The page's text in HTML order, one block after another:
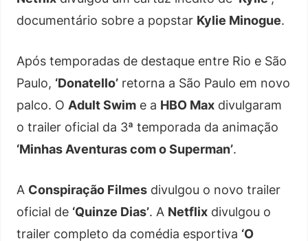
documentário sobre a popstar Kylie Minogue.
Após temporadas de destaque entre Rio e São
Paulo, ‘Donatello’ retorna a São Paulo em novo
palco. O Adult Swim e a HBO Max divulgaram
o trailer oficial da 3ª temporada da animação
‘Minhas Aventuras com o Superman’.
A Conspiração Filmes divulgou o novo trailer
oficial de ‘Quinze Dias’. A Netflix divulgou o
trailer completo da comédia esportiva ‘O